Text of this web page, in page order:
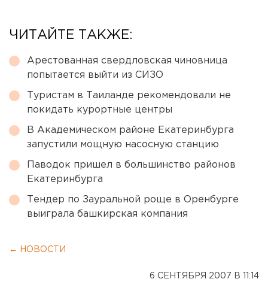
ЧИТАЙТЕ ТАКЖЕ:
Арестованная свердловская чиновница
попытается выйти из СИЗО
Туристам в Таиланде рекомендовали не
покидать курортные центры
В Академическом районе Екатеринбурга
запустили мощную насосную станцию
Паводок пришел в большинство районов
Екатеринбурга
Тендер по Зауральной роще в Оренбурге
выиграла башкирская компания
← НОВОСТИ
6 СЕНТЯБРЯ 2007 В 11:14